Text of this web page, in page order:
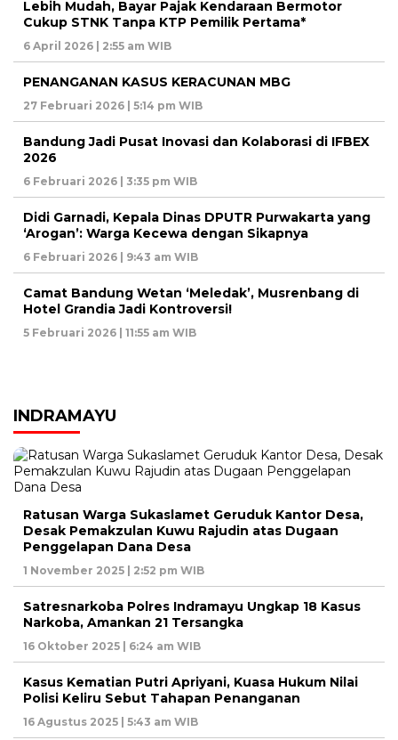
Lebih Mudah, Bayar Pajak Kendaraan Bermotor
Cukup STNK Tanpa KTP Pemilik Pertama*
6 April 2026 | 2:55 am WIB
PENANGANAN KASUS KERACUNAN MBG
27 Februari 2026 | 5:14 pm WIB
Bandung Jadi Pusat Inovasi dan Kolaborasi di IFBEX
2026
6 Februari 2026 | 3:35 pm WIB
Didi Garnadi, Kepala Dinas DPUTR Purwakarta yang
‘Arogan’: Warga Kecewa dengan Sikapnya
6 Februari 2026 | 9:43 am WIB
Camat Bandung Wetan ‘Meledak’, Musrenbang di
Hotel Grandia Jadi Kontroversi!
5 Februari 2026 | 11:55 am WIB
INDRAMAYU
Ratusan Warga Sukaslamet Geruduk Kantor Desa,
Desak Pemakzulan Kuwu Rajudin atas Dugaan
Penggelapan Dana Desa
1 November 2025 | 2:52 pm WIB
Satresnarkoba Polres Indramayu Ungkap 18 Kasus
Narkoba, Amankan 21 Tersangka
16 Oktober 2025 | 6:24 am WIB
Kasus Kematian Putri Apriyani, Kuasa Hukum Nilai
Polisi Keliru Sebut Tahapan Penanganan
16 Agustus 2025 | 5:43 am WIB